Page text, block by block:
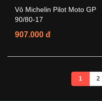
Vỏ Michelin Pilot Moto GP
90/80-17
907.000 đ
1 2